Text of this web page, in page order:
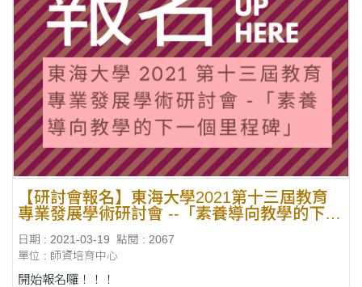
【研討會報名】東海大學2021第十三屆教育
專業發展學術研討會 --「素養導向教學的下一
日期 : 2021-03-19
點閱 : 2067
單位 : 師資培育中心
開始報名囉！！！